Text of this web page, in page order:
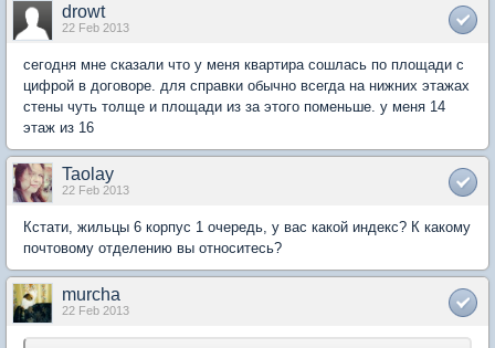
drowt
22 Feb 2013
сегодня мне сказали что у меня квартира сошлась по площади с
цифрой в договоре. для справки обычно всегда на нижних этажах
стены чуть толще и площади из за этого поменьше. у меня 14
этаж из 16
Taolay
22 Feb 2013
Кстати, жильцы 6 корпус 1 очередь, у вас какой индекс? К какому
почтовому отделению вы относитесь?
murcha
22 Feb 2013